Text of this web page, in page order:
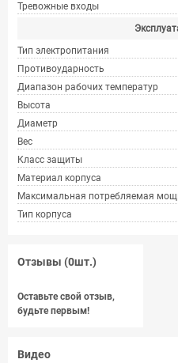
Тревожные входы
Тип электропитания
Противоударность
Диапазон рабочих температур
Высота
Диаметр
Вес
Класс защиты
Материал корпуса
Максимальная потребляемая
Тип корпуса
Отзывы (0шт.)
Оставьте свой отзыв,
будьте первым!
Видео